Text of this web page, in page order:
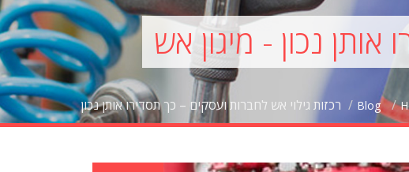
נכון - מיגון אש
Blog רכזות גילוי אש לחברות ועסקים – כך תסדירו אותן נכון